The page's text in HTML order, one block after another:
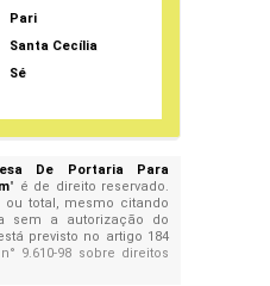
Pari
Santa Cecília
Sé
De Portaria Para
" é de direito reservado.
total, mesmo citando
sem a autorização do
previsto no artigo 184
9.610-98 sobre direitos